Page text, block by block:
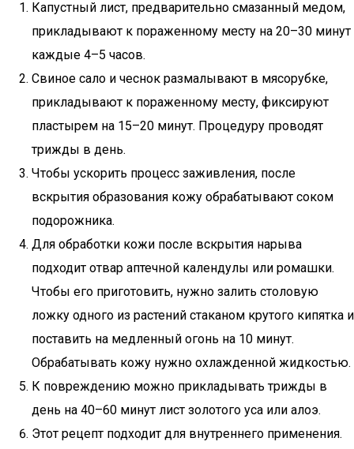
Капустный лист, предварительно смазанный медом,
прикладывают к пораженному месту на 20–30 минут
каждые 4–5 часов.
Свиное сало и чеснок размалывают в мясорубке,
прикладывают к пораженному месту, фиксируют
пластырем на 15–20 минут. Процедуру проводят
трижды в день.
Чтобы ускорить процесс заживления, после
вскрытия образования кожу обрабатывают соком
подорожника.
Для обработки кожи после вскрытия нарыва
подходит отвар аптечной календулы или ромашки.
Чтобы его приготовить, нужно залить столовую
ложку одного из растений стаканом крутого кипятка и
поставить на медленный огонь на 10 минут.
Обрабатывать кожу нужно охлажденной жидкостью.
К повреждению можно прикладывать трижды в
день на 40–60 минут лист золотого уса или алоэ.
Этот рецепт подходит для внутреннего применения.